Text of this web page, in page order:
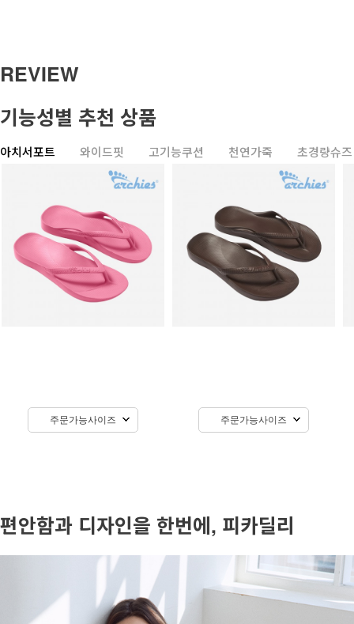
REVIEW
기능성별 추천 상품
아치서포트 와이드핏 고기능쿠션 천연가죽 초경량슈즈
주문가능사이즈 주문가능사이즈
편안함과 디자인을 한번에, 피카딜리